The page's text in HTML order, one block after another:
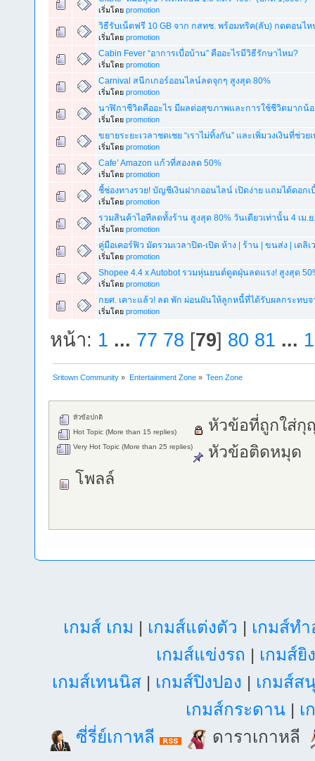
เริ่มโดย promotion
วิธีรับเน็ตฟรี 10 GB จาก กสทช. พร้อมทริค(ลับ) กดตอนไ
เริ่มโดย promotion
Cabin Fever “อาการเบื่อบ้าน” คืออะไรมีวิธีรักษาไหม?
เริ่มโดย promotion
Carnival สนีกเกอร์ออนไลน์ลดจุกๆ สูงสุด 80%
เริ่มโดย promotion
นาฬิกาชีวิตคืออะไร มีผลต่อสุขภาพและการใช้ชีวิตมากน้
เริ่มโดย promotion
ขยายระยะเวลาชดเชย “เราไม่ทิ้งกัน” และเพิ่มวงเงินที่ช่วย
เริ่มโดย promotion
Cafe’ Amazon แก้วที่สองลด 50%
เริ่มโดย promotion
ชี้ช่องทางรวย! บัญชีเงินฝากออนไลน์ เปิดง่าย แถมได้ดอกเ
เริ่มโดย promotion
รวมสินค้าไอทีลดทั้งร้าน สูงสุด 80% วันเดียวเท่านั้น 4 เม.ย
เริ่มโดย promotion
คู่มือเคอร์ฟิว มัดรวมเวลาปิด-เปิด ห้าง | ร้าน | ขนส่ง | เดลิเ
เริ่มโดย promotion
Shopee 4.4 x Autobot รวมหุ่นยนต์ดูดฝุ่นลดแรง! สูงสุด
เริ่มโดย promotion
กยศ. เคาะแล้ว! ลด พัก ผ่อนผันให้ลูกหนี้ที่ได้รับผลกระทบจ
เริ่มโดย promotion
หน้า: 1 ... 77 78 [79] 80 81 ...
Sritown Community » Entertainment Zone» Teen Zone
หัวข้อปกติ
Hot Topic (More than 15 replies)
Very Hot Topic (More than 25 replies)
หัวข้อที่ถูกใส่กุ
หัวข้อติดหมุด
โพลล์
เกมส์ เกม | เกมส์แต่งตัว | เกมส์ท
เกมส์แข่งรถ | เกมส์ยิ
เกมส์เทนนิส| เกมส์ปิงปอง | เกมส์ส
เกมส์กระดาน | เ
ซี่รี่ย์เกาหลี
ดาราเกาหลี